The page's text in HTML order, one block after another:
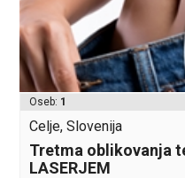
Oseb: 1
Celje, Slovenija
Tretma oblikovanja
LASERJEM